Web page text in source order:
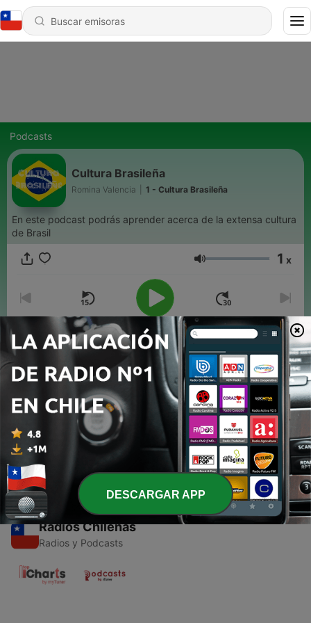
Podcasts
Cultura Brasileña
Romina Valencia 1 - Cultura Brasileña
En este podcast podrás aprender acerca de la extensa cultura
de Brasil
Volumen 1 x
00:00
Episodios
1 - Cultura Brasileña
21 feb. 2021
Radios Chilenas
Radios y Podcasts
DESCARGAR APP